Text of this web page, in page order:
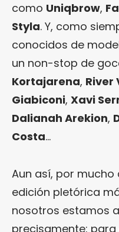
como Uniqbrow,
Styla. Y, como
conocidos de
un non-stop de
Kortajarena, River
Giabiconi, Xavi
Dalianah Arekion,
Costa…
Aun así, por
edición pletórica
nosotros estamos
precisamente: